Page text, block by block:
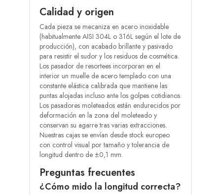
Calidad y origen
Cada pieza se mecaniza en acero inoxidable
(habitualmente AISI 304L o 316L según el lote de
producción), con acabado brillante y pasivado
para resistir el sudor y los residuos de cosmética.
Los pasador de resortees incorporan en el
interior un muelle de acero templado con una
constante elástica calibrada que mantiene las
puntas alojadas incluso ante los golpes cotidianos.
Los pasadores moleteados están endurecidos por
deformación en la zona del moleteado y
conservan su agarre tras varias extracciones.
Nuestras cajas se envían desde stock europeo
con control visual por tamaño y tolerancia de
longitud dentro de ±0,1 mm.
Preguntas frecuentes
¿Cómo mido la longitud correcta?